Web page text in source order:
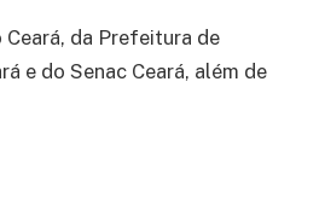
da Prefeitura de
e do Senac Ceará, além de